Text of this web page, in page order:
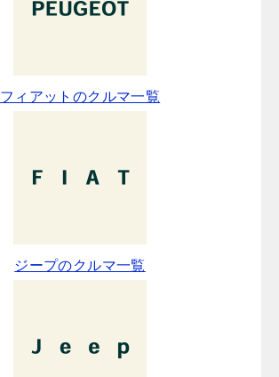
フィアットのクルマ一覧
ジープのクルマ一覧